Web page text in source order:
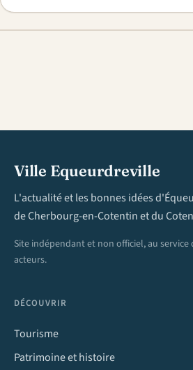
Ville Equeurdreville
L'actualité et les bonnes idées
de Cherbourg-en-Cotentin et du
Site indépendant et non officiel, au
acteurs.
DÉCOUVRIR
Tourisme
Patrimoine et histoire